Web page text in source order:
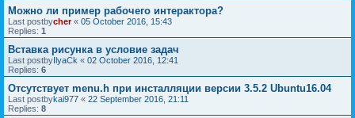
Можно ли пример рабочего интерактора?
Last postbycher« 05 October 2016, 15:43
Replies: 1
Вставка рисунка в условие задач
Last postbyIlyaCk « 02 October 2016, 12:41
Replies: 6
Отсутствует menu.h при инсталляции версии 3.5.2 Ubuntu16.04
Last postbykai977 « 22 September 2016, 21:11
Replies: 8